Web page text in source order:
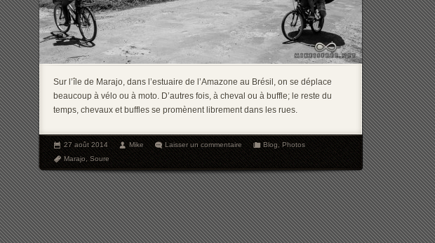
Sur l’île de Marajo, dans l’estuaire de l’Amazone au Brésil, on se déplace
beaucoup à vélo ou à moto. D’autres fois, à cheval ou à buffle; le reste du
temps, chevaux et buffles se promènent librement dans les rues.
27 août 2014 Mike Laisser un commentaire Blog,Photos
Marajo,Soure